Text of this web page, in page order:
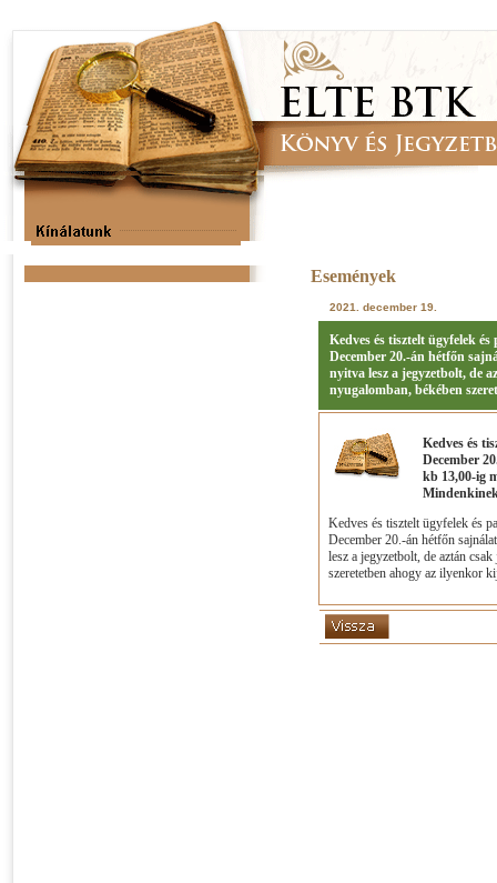
Események
2021. december 19.
Kedves és tisztelt ügyfelek
December 20.-án hétfőn
nyitva lesz a jegyzetbolt, de
nyugalomban, békében
Kedves és
December
kb 13,00-ig
Kedves és tisztelt ügyfelek és
December 20.-án hétfőn
lesz a jegyzetbolt, de aztán
szeretetben ahogy az ilyenkor